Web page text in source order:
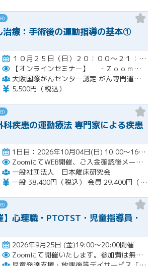
療：手術後の運動指導の基本①
１０月２５日（日）２０：００～２１：３０開催
【オンラインセミナー】
・Ｚｏｏｍにて開催。事前にＵＲＬをメールにてお知らせします。
大阪国際がんセンター認定 がん専門運動指導士 事務局（ルネサンス運動支援センター内）
5,500円（税込）
疾患の運動療法 専門家による疾患
1日目：2026年10月04日(日) 10:00〜16:00 2日目：2026年10月25日(日) 10:00〜16…開催
ZoomにてWEB開催、ご入金確認後メールにてURLをお知らせいたします。
一般社団法人 日本離床研究会
一般 38,400円（税込） 会員 29,400円（税込）
】心理職・PTOTST・児童指導員・
2026年9月25日 (金)19:00～20:00開催
Zoomにて開催いたします。参加費は無料です。